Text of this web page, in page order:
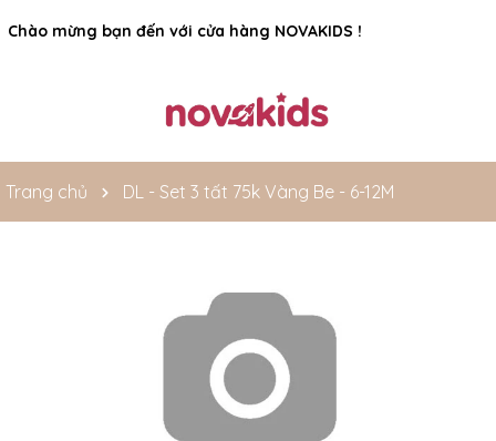
Chào mừng bạn đến với cửa hàng NOVAKIDS !
Rất nhiều ưu đãi và chương trình khuyến mãi đang chờ đợi
bạn
Trang chủ DL - Set 3 tất 75k Vàng Be - 6-12M